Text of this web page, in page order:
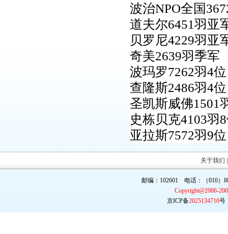
波治NPO全国
道夫尔6451羽亚
贝罗尼4229羽亚
奇美2639羽季军
波玛罗7262羽4位
查隆斯2486羽4位
圣凯斯威佛1501
史栋贝克4103羽
亚拉斯7572羽9位
关于我们
邮编：102601 电话：（010）
Copyright@2006-
京ICP备2025134710号